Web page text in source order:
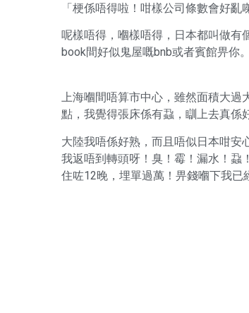
「梗係唔得啦！咁樣公司條數會好亂
呢樣唔得，嗰樣唔得，日本都叫做有
book間好似鬼屋嘅bnb或者賓館畀你。
上海嗰間唔算市中心，雖然面積大過
點，我覺得張床係有蝨，瞓上去真係
大陸我唔係好熟，而且唔似日本咁安
我返唔到轉頭呀！臭！霉！漏水！蝨
住咗12晚，埋單過萬！畀錢嗰下我已